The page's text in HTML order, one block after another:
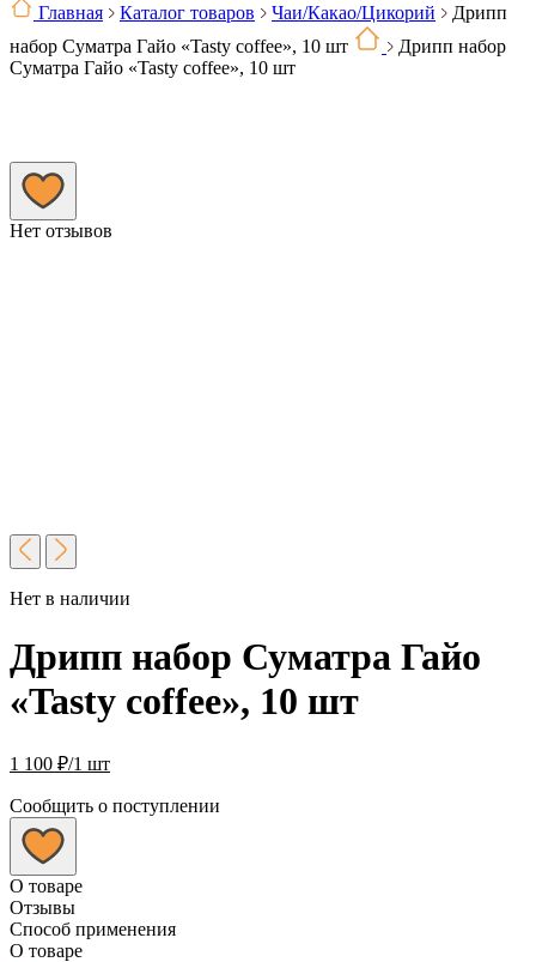
Главная Каталог товаров Чаи/Какао/Цикорий
Дрипп
набор Суматра Гайо «Tasty coffee», 10 шт
Дрипп набор
Суматра Гайо «Tasty coffee», 10 шт
Нет отзывов
Нет в наличии
Дрипп набор Суматра Гайо
«Tasty coffee», 10 шт
1 100 ₽/1 шт
Сообщить о поступлении
О товаре
Отзывы
Способ применения
О товаре